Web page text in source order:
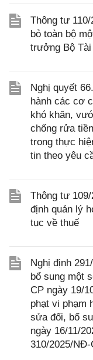
Thông tư
bỏ toàn bộ
trưởng Bộ
Nghị quyết
hành các cơ
khó khăn,
chống rửa
trong thực
tin theo yêu
Thông tư
định quản lý
tục về thuế
Nghị định
bổ sung một
CP ngày 19/
phạt vi phạm
sửa đổi, bổ
ngày 16/11/
310/2025/NĐ-